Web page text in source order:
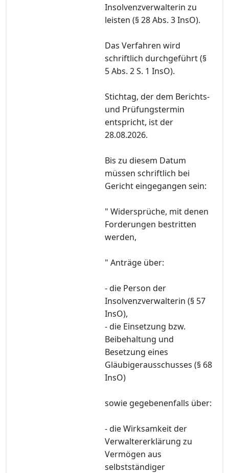
Insolvenzverwalterin zu
leisten (§ 28 Abs. 3 InsO).
Das Verfahren wird
schriftlich durchgeführt (§
5 Abs. 2 S. 1 InsO).
Stichtag, der dem Berichts-
und Prüfungstermin
entspricht, ist der
28.08.2026.
Bis zu diesem Datum
müssen schriftlich bei
Gericht eingegangen sein:
" Widersprüche, mit denen
Forderungen bestritten
werden,
" Anträge über:
- die Person der
Insolvenzverwalterin (§ 57
InsO),
- die Einsetzung bzw.
Beibehaltung und
Besetzung eines
Gläubigerausschusses (§ 68
InsO)
sowie gegebenenfalls über:
- die Wirksamkeit der
Verwaltererklärung zu
Vermögen aus
selbstständiger